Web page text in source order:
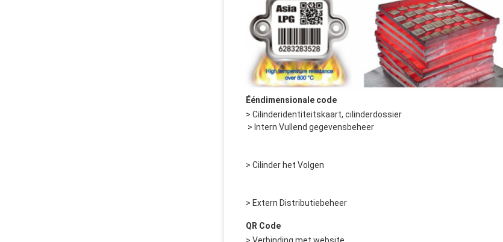
Ééndimensionale code
> Intern Vullend gegevensbeheer
> Cilinder het Volgen
> Extern Distributiebeheer
QR Code